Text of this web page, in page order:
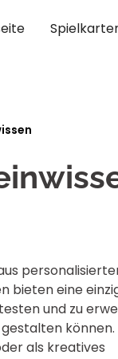
bieten eine
und zu
als kreatives